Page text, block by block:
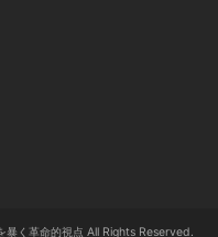
く革命的視点 All Rights Reserved.